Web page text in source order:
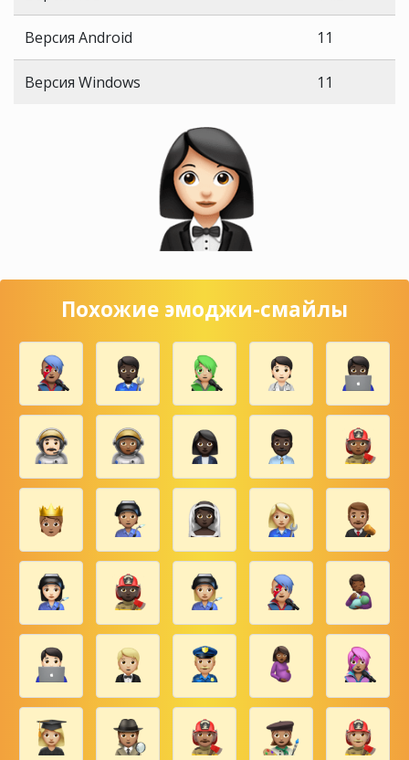
Версия Android 11
Версия Windows 11
Похожие эмоджи-смайлы